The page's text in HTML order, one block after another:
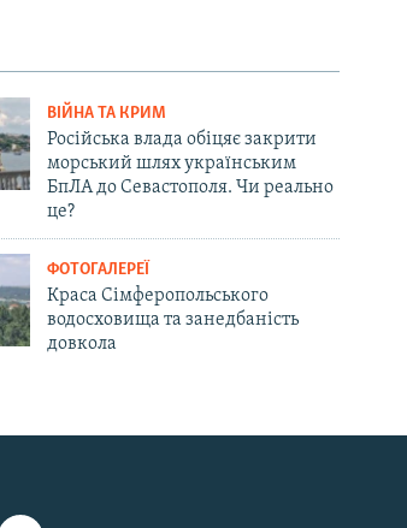
ВІЙНА ТА КРИМ
Російська влада обіцяє закрити
морський шлях українським
БпЛА до Севастополя. Чи реально
це?
ФОТОГАЛЕРЕЇ
Краса Сімферопольського
водосховища та занедбаність
довкола